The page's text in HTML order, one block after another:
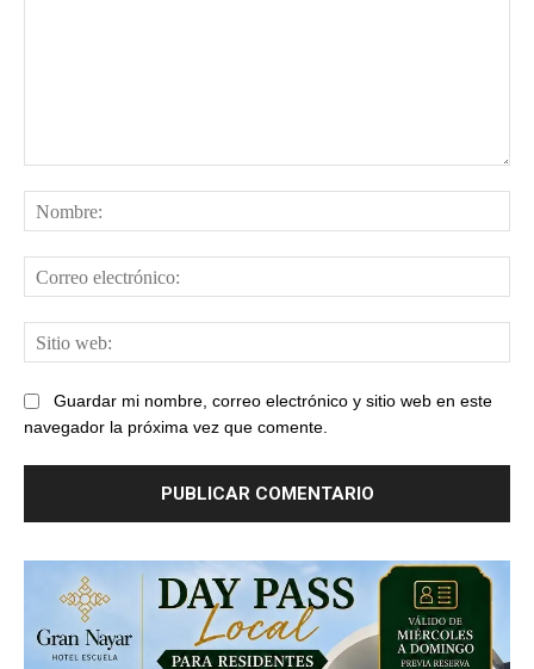
Guardar mi nombre, correo electrónico y sitio web en este
navegador la próxima vez que comente.